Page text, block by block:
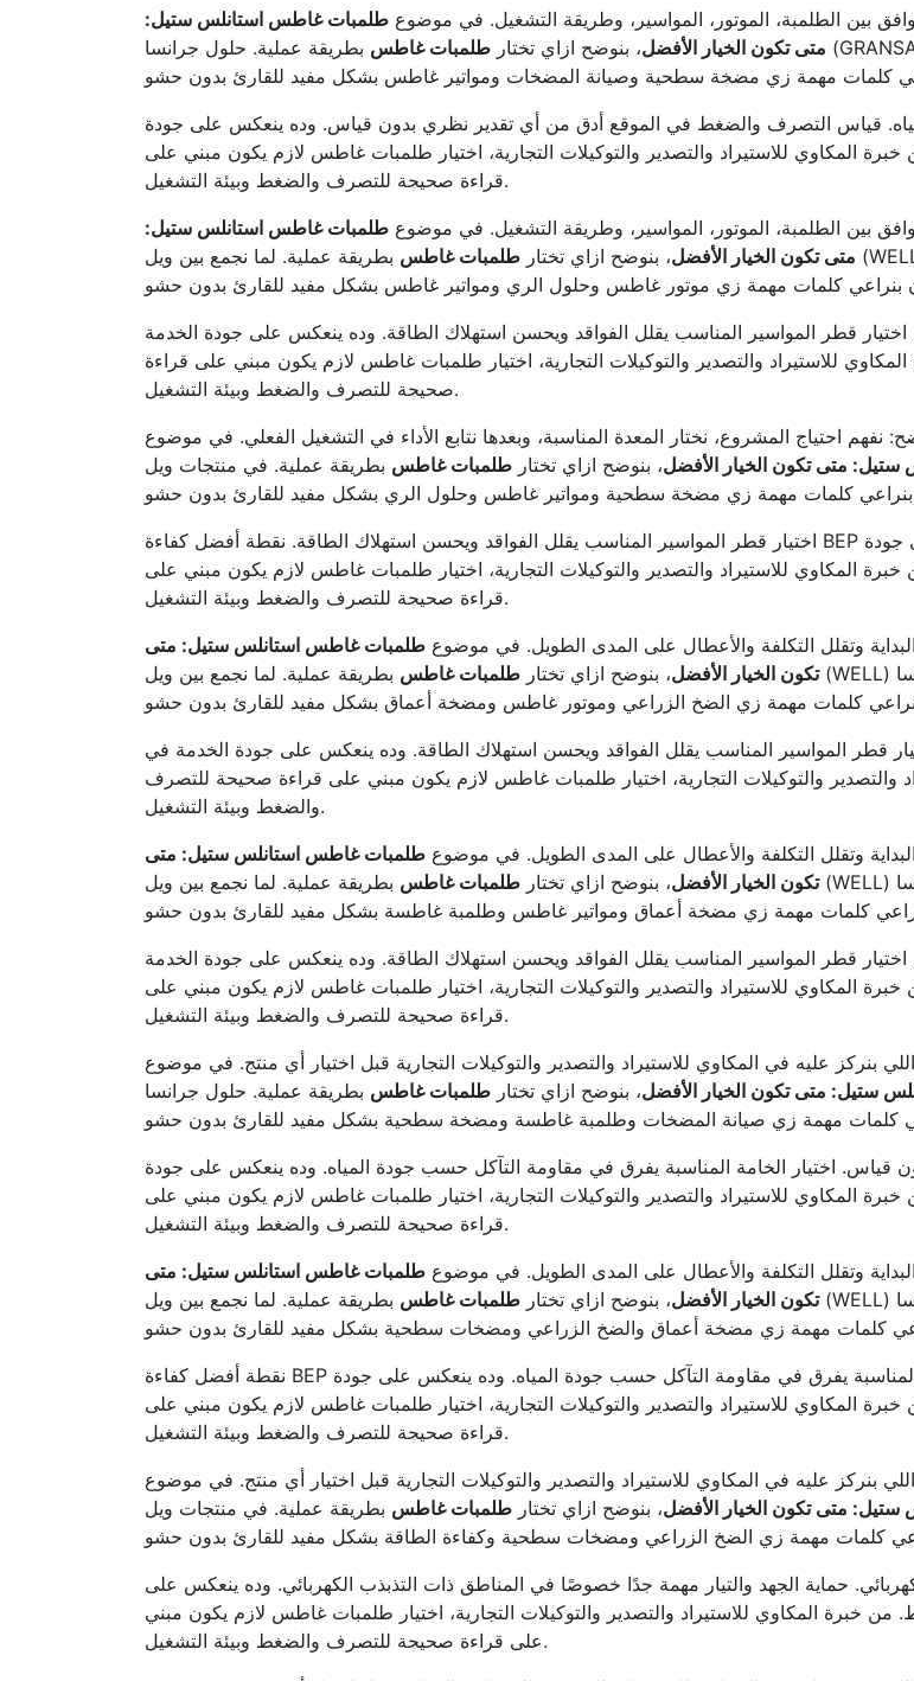
بين الطلمبة، الموتور، المواسير، وطريقة التشغيل. في موضوع طلمبات غاطس استانلس ستيل:
متى تكون الخيار الأفضل، بنوضح ازاي تختار طلمبات غاطس بطريقة عملية. حلول جرانسا (GRANSA) مناسبة جدًا للتطبيقات اللي محتاجة اعتمادية مع صيانة واضحة.
قياس التصرف والضغط في الموقع أدق من أي تقدير نظري بدون قياس. وده ينعكس على جودة
المكاوي للاستيراد والتصدير والتوكيلات التجارية، اختيار طلمبات غاطس لازم يكون مبني على
قراءة صحيحة للتصرف والضغط وبيئة التشغيل.
بين الطلمبة، الموتور، المواسير، وطريقة التشغيل. في موضوع طلمبات غاطس استانلس ستيل:
متى تكون الخيار الأفضل، بنوضح ازاي تختار طلمبات غاطس بطريقة عملية. لما نجمع بين ويل (WELL) وجرانسا (GRANSA) نقدر نغطي شرائح تشغيل مختلفة بمرونة.
قطر المواسير المناسب يقلل الفواقد ويحسن استهلاك الطاقة. وده ينعكس على جودة الخدمة
للاستيراد والتصدير والتوكيلات التجارية، اختيار طلمبات غاطس لازم يكون مبني على قراءة
صحيحة للتصرف والضغط وبيئة التشغيل.
نفهم احتياج المشروع، نختار المعدة المناسبة، وبعدها نتابع الأداء في التشغيل الفعلي. في موضوع
متى تكون الخيار الأفضل، بنوضح ازاي تختار طلمبات غاطس بطريقة عملية. في منتجات ويل (WELL) بنركز على الثبات والكفاءة في
اختيار قطر المواسير المناسب يقلل الفواقد ويحسن استهلاك الطاقة. نقطة أفضل كفاءة BEP بتقلل الاهتزازات وتساعد على استقرار التشغيل. وده ينعكس على جودة
المكاوي للاستيراد والتصدير والتوكيلات التجارية، اختيار طلمبات غاطس لازم يكون مبني على
قراءة صحيحة للتصرف والضغط وبيئة التشغيل.
وتقلل التكلفة والأعطال على المدى الطويل. في موضوع طلمبات غاطس استانلس ستيل: متى
تكون الخيار الأفضل، بنوضح ازاي تختار طلمبات غاطس بطريقة عملية. لما نجمع بين ويل (WELL) وجرانسا (GRANSA) نقدر نغطي شرائح تشغيل مختلفة بمرونة. كمان
قطر المواسير المناسب يقلل الفواقد ويحسن استهلاك الطاقة. وده ينعكس على جودة الخدمة في
والتصدير والتوكيلات التجارية، اختيار طلمبات غاطس لازم يكون مبني على قراءة صحيحة للتصرف
والضغط وبيئة التشغيل.
وتقلل التكلفة والأعطال على المدى الطويل. في موضوع طلمبات غاطس استانلس ستيل: متى
تكون الخيار الأفضل، بنوضح ازاي تختار طلمبات غاطس بطريقة عملية. لما نجمع بين ويل (WELL) وجرانسا (GRANSA) نقدر نغطي شرائح تشغيل مختلفة بمرونة. كمان
قطر المواسير المناسب يقلل الفواقد ويحسن استهلاك الطاقة. وده ينعكس على جودة الخدمة
المكاوي للاستيراد والتصدير والتوكيلات التجارية، اختيار طلمبات غاطس لازم يكون مبني على
قراءة صحيحة للتصرف والضغط وبيئة التشغيل.
بنركز عليه في المكاوي للاستيراد والتصدير والتوكيلات التجارية قبل اختيار أي منتج. في موضوع
ستيل: متى تكون الخيار الأفضل، بنوضح ازاي تختار طلمبات غاطس بطريقة عملية. حلول جرانسا (GRANSA) مناسبة جدًا للتطبيقات اللي
اختيار الخامة المناسبة يفرق في مقاومة التآكل حسب جودة المياه. وده ينعكس على جودة
المكاوي للاستيراد والتصدير والتوكيلات التجارية، اختيار طلمبات غاطس لازم يكون مبني على
قراءة صحيحة للتصرف والضغط وبيئة التشغيل.
وتقلل التكلفة والأعطال على المدى الطويل. في موضوع طلمبات غاطس استانلس ستيل: متى
تكون الخيار الأفضل، بنوضح ازاي تختار طلمبات غاطس بطريقة عملية. لما نجمع بين ويل (WELL) وجرانسا (GRANSA) نقدر نغطي شرائح تشغيل مختلفة بمرونة. كمان
نقطة أفضل كفاءة BEP بتقلل الاهتزازات وتساعد على استقرار التشغيل. اختيار الخامة المناسبة يفرق في مقاومة التآكل حسب جودة المياه. وده ينعكس على جودة
المكاوي للاستيراد والتصدير والتوكيلات التجارية، اختيار طلمبات غاطس لازم يكون مبني على
قراءة صحيحة للتصرف والضغط وبيئة التشغيل.
بنركز عليه في المكاوي للاستيراد والتصدير والتوكيلات التجارية قبل اختيار أي منتج. في موضوع
متى تكون الخيار الأفضل، بنوضح ازاي تختار طلمبات غاطس بطريقة عملية. في منتجات ويل (WELL) بنركز على الثبات والكفاءة في
حماية الجهد والتيار مهمة جدًا خصوصًا في المناطق ذات التذبذب الكهربائي. وده ينعكس على
خبرة المكاوي للاستيراد والتصدير والتوكيلات التجارية، اختيار طلمبات غاطس لازم يكون مبني
على قراءة صحيحة للتصرف والضغط وبيئة التشغيل.